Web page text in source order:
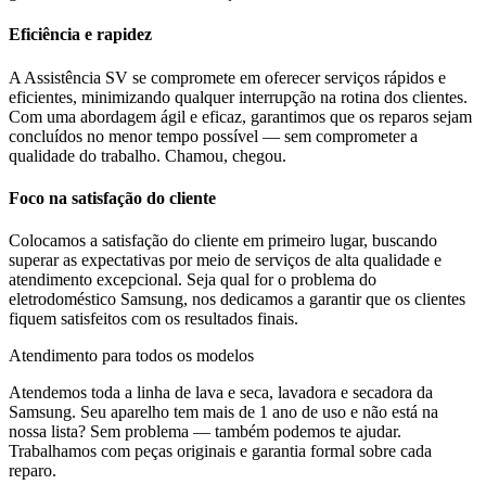
Eficiência e rapidez
A Assistência SV se compromete em oferecer serviços rápidos e
eficientes, minimizando qualquer interrupção na rotina dos clientes.
Com uma abordagem ágil e eficaz, garantimos que os reparos sejam
concluídos no menor tempo possível — sem comprometer a
qualidade do trabalho. Chamou, chegou.
Foco na satisfação do cliente
Colocamos a satisfação do cliente em primeiro lugar, buscando
superar as expectativas por meio de serviços de alta qualidade e
atendimento excepcional. Seja qual for o problema do
eletrodoméstico Samsung, nos dedicamos a garantir que os clientes
fiquem satisfeitos com os resultados finais.
Atendimento para todos os modelos
Atendemos toda a linha de lava e seca, lavadora e secadora da
Samsung. Seu aparelho tem mais de 1 ano de uso e não está na
nossa lista? Sem problema — também podemos te ajudar.
Trabalhamos com peças originais e garantia formal sobre cada
reparo.